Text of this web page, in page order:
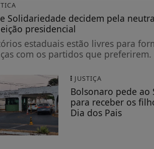
e Solidariedade decidem pela
presidencial
estaduais estão livres para
com os partidos que preferirem.
JUSTIÇA
Bolsonaro pede ao
para receber os
Dia dos Pais